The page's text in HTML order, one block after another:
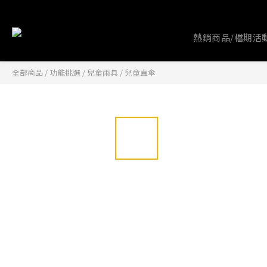
熱銷商品/檔期活
全部商品 / 功能挑選 / 兒童雨具 / 兒童直傘